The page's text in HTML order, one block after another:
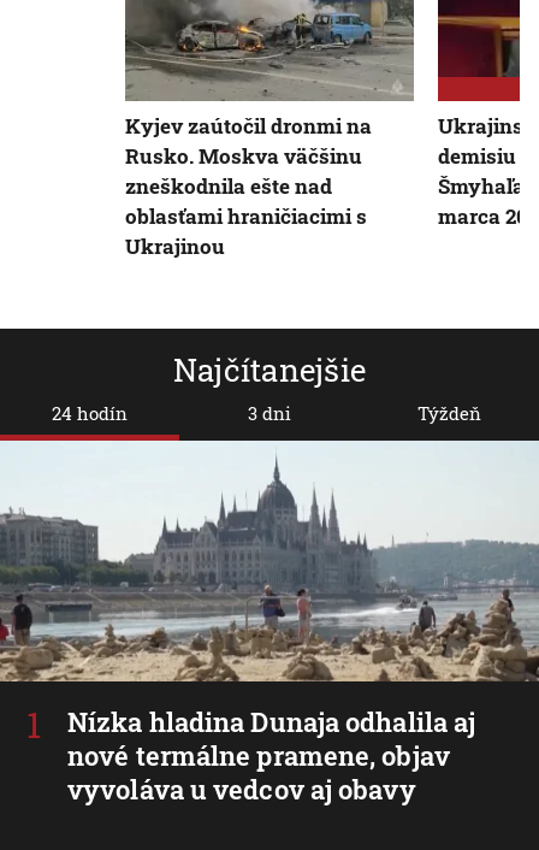
Najčítanejšie
24 hodín
Nízka hladina Dunaja odhalila aj
nové termálne pramene, objav
vyvoláva u vedcov aj obavy
3 dni Týždeň
Kyjev zaútočil dronmi na
Rusko. Moskva väčšinu
zneškodnila ešte nad
oblasťami hraničiacimi s
Ukrajinou
demisiu
Šmyhaľa.
marca